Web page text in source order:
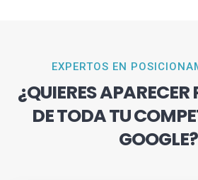
EXPERTOS EN
¿QUIERES
DE TODA TU
GOOGLE?